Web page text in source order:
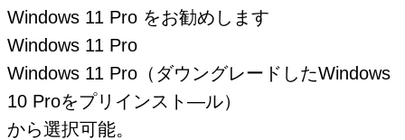
Windows 11 Pro をお勧めします
Windows 11 Pro
Windows 11 Pro（ダウングレードしたWindows
10 Proをプリインスト―ル）
から選択可能。